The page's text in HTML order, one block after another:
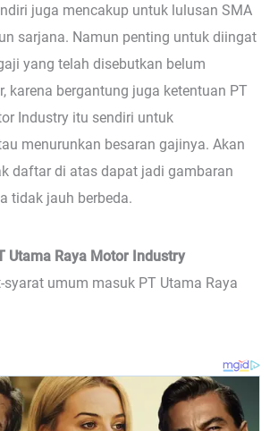
juga mencakup untuk lulusan SMA
sarjana. Namun penting untuk diingat
yang telah disebutkan belum
karena bergantung juga ketentuan PT
Industry itu sendiri untuk
menurunkan besaran gajinya. Akan
daftar di atas dapat jadi gambaran
tidak jauh berbeda.
Utama Raya Motor Industry
syarat umum masuk PT Utama Raya